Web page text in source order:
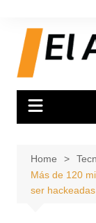
content
Home
Más de 120
ser